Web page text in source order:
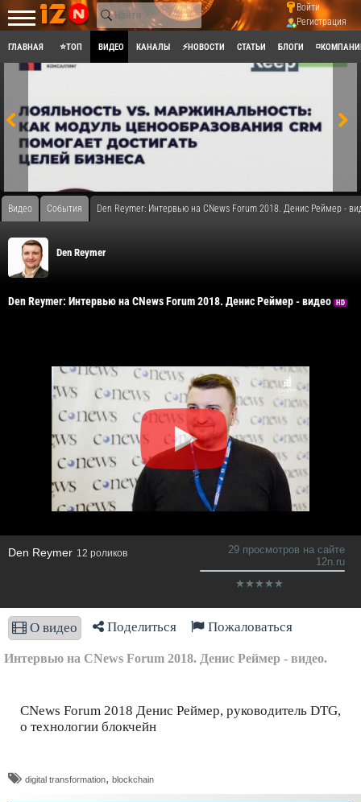
Войти
Регистрация
ГЛАВНАЯ ⭐ТОП ВИДЕО КАНАЛЫ ⚡НОВОСТИ СТАТЬИ БЛОГИ
Видео События Den Reymer: Интервью на CNews Forum 2018. Денис Реймер -
Den Reymer
Den Reymer: Интервью на CNews Forum 2018. Денис Реймер - видео HD
Den Reymer 12 роликов
29 просмотров на сайте
12n.ru
О видео Поделиться Пожаловаться
Интервью на CNews Forum 2018. Денис Реймер - видео.
CNews Forum 2018 Денис Реймер, руководитель DTG,
о технологии блокчейн
digital transformation, blockchain